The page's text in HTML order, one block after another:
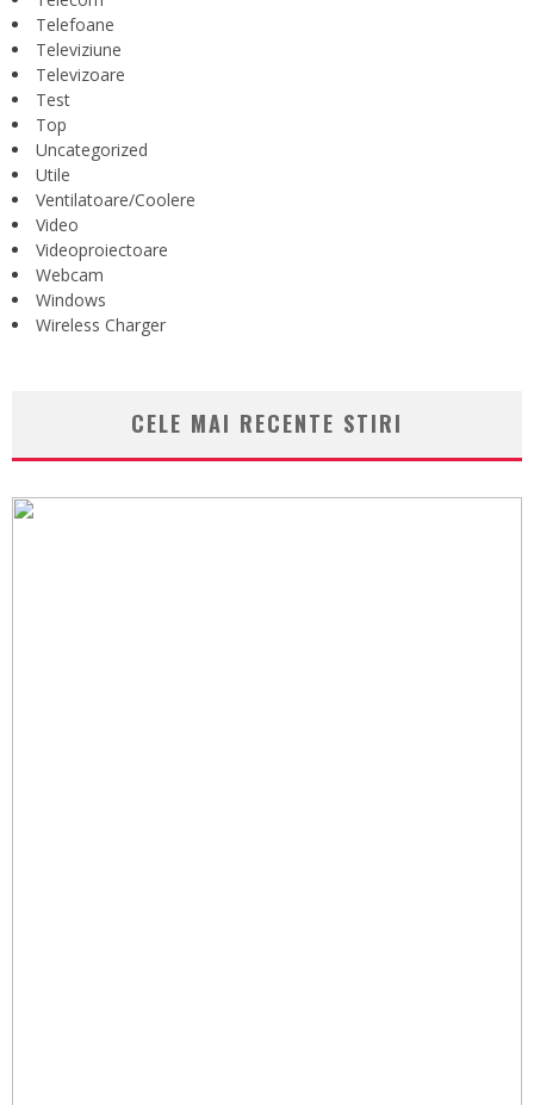
Telefoane
Televiziune
Televizoare
Test
Top
Uncategorized
Utile
Ventilatoare/Coolere
Video
Videoproiectoare
Webcam
Windows
Wireless Charger
CELE MAI RECENTE STIRI